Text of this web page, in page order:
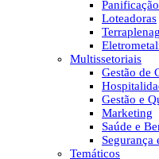
Loteadoras
Multissetoriais
Gestão de
Gestão e
Marketing
Saúde e
Segurança
Temáticos